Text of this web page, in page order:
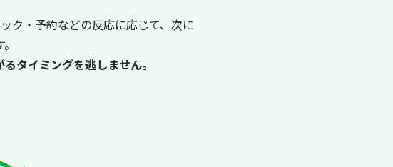
ク・予約などの反応に応じて、次に
タイミングを逃しません。